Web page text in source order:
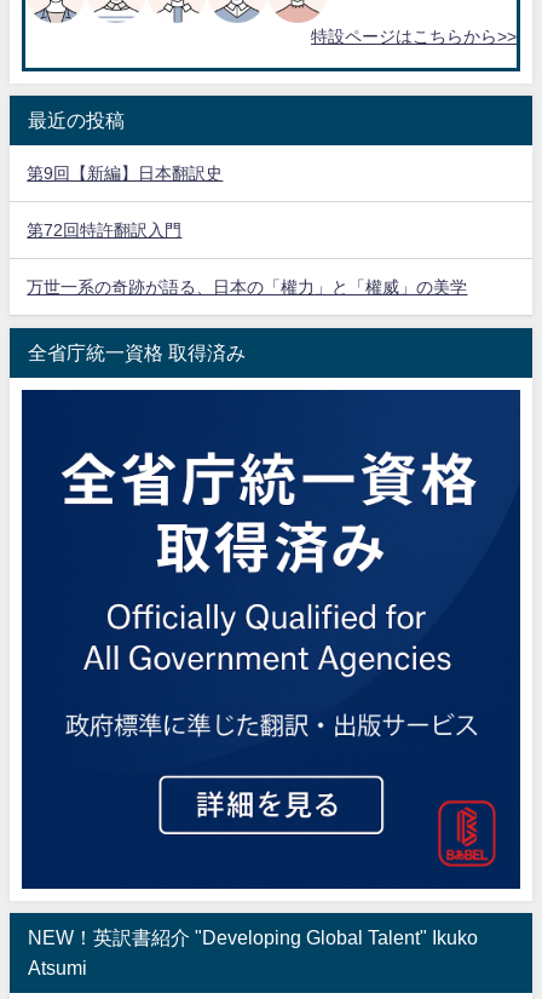
特設ページはこちらから>>
最近の投稿
第9回【新編】日本翻訳史
第72回特許翻訳入門
万世一系の奇跡が語る、日本の「權力」と「權威」の美学
全省庁統一資格 取得済み
NEW！英訳書紹介 "Developing Global Talent" Ikuko
Atsumi